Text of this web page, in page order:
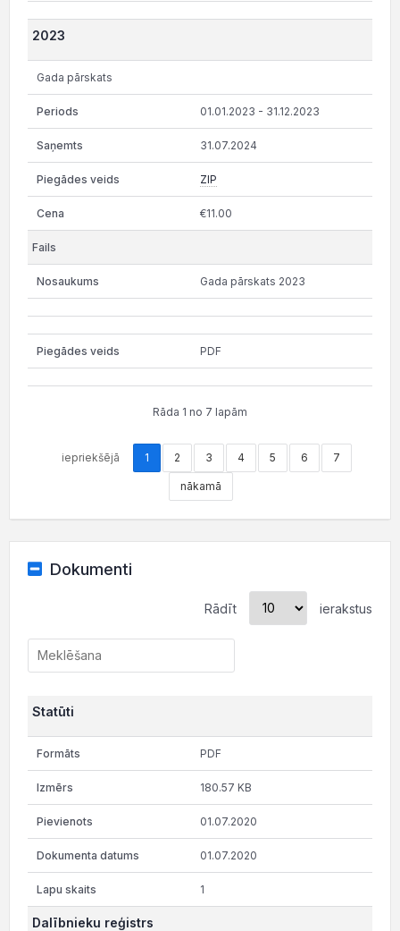
2023
Gada pārskats
01.01.2023 - 31.12.2023
31.07.2024
ZIP
€11.00
Gada pārskats 2023
PDF
Rāda 1 no 7 lapām
iepriekšējā 1 2 3 4 5 6 7
nākamā
Dokumenti
Rādīt ierakstus
Statūti
PDF
180.57 KB
01.07.2020
01.07.2020
1
Dalībnieku reģistrs